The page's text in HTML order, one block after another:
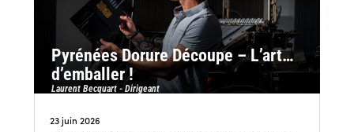
Pyrénées Dorure Découpe – L’art…
d’emballer !
Laurent Becquart - Dirigeant
23 juin 2026